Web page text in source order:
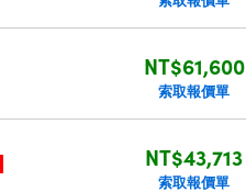
NT$61,600
索取報價單
NT$43,713
索取報價單